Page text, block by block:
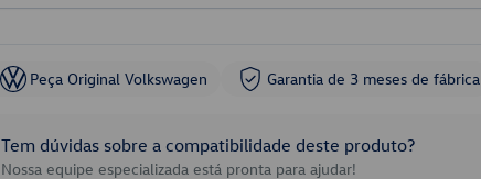
Peça Original Volkswagen Garantia de 3 meses de fábrica
Tem dúvidas sobre a compatibilidade deste produto?
Nossa equipe especializada está pronta para ajudar!